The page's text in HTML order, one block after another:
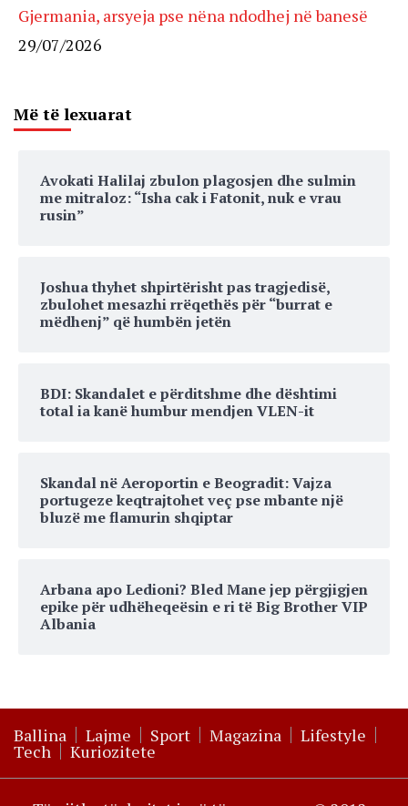
Gjermania, arsyeja pse nëna ndodhej në banesë
29/07/2026
Më të lexuarat
Avokati Halilaj zbulon plagosjen dhe sulmin
me mitraloz: “Isha cak i Fatonit, nuk e vrau
rusin”
Joshua thyhet shpirtërisht pas tragjedisë,
zbulohet mesazhi rrëqethës për “burrat e
mëdhenj” që humbën jetën
BDI: Skandalet e përditshme dhe dështimi
total ia kanë humbur mendjen VLEN-it
Skandal në Aeroportin e Beogradit: Vajza
portugeze keqtrajtohet veç pse mbante një
bluzë me flamurin shqiptar
Arbana apo Ledioni? Bled Mane jep përgjigjen
epike për udhëheqeësin e ri të Big Brother VIP
Albania
Ballina Lajme Sport Magazina Lifestyle
Tech Kuriozitete